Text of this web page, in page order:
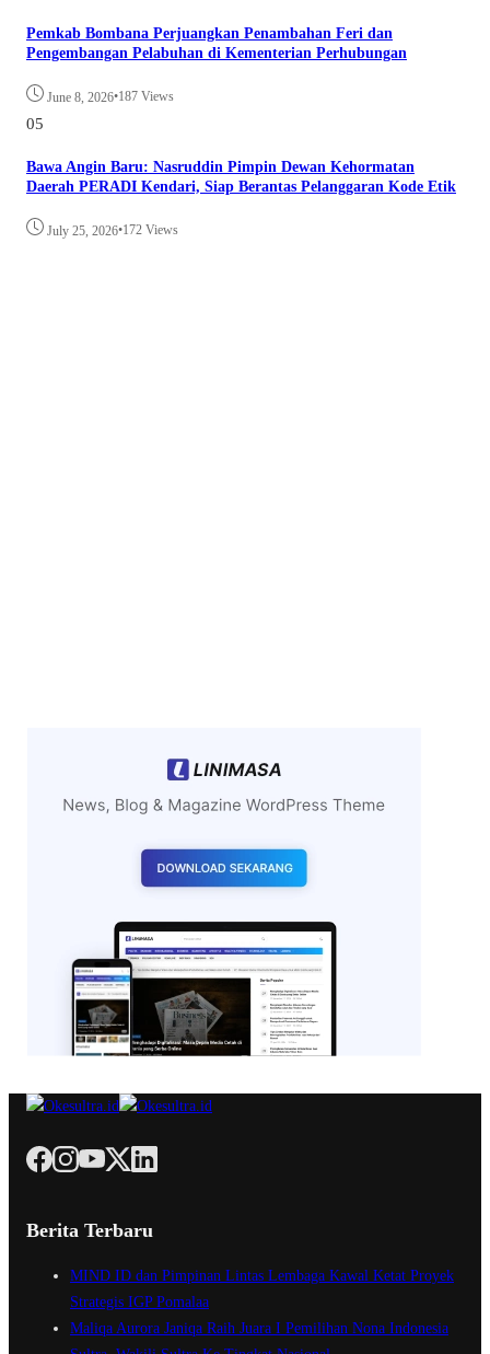
Pemkab Bombana Perjuangkan Penambahan Feri dan
Pengembangan Pelabuhan di Kementerian Perhubungan
June 8, 2026•187 Views
05
Bawa Angin Baru: Nasruddin Pimpin Dewan Kehormatan
Daerah PERADI Kendari, Siap Berantas Pelanggaran Kode Etik
July 25, 2026•172 Views
Berita Terbaru
MIND ID dan Pimpinan Lintas Lembaga Kawal Ketat Proyek
Strategis IGP Pomalaa
Maliqa Aurora Janiqa Raih Juara I Pemilihan Nona Indonesia